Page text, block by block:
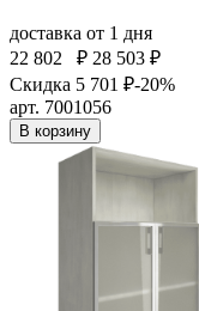
доставка от 1 дня
22 802
₽ 28 503 ₽
Скидка 5 701 ₽-20%
арт. 7001056
В корзину